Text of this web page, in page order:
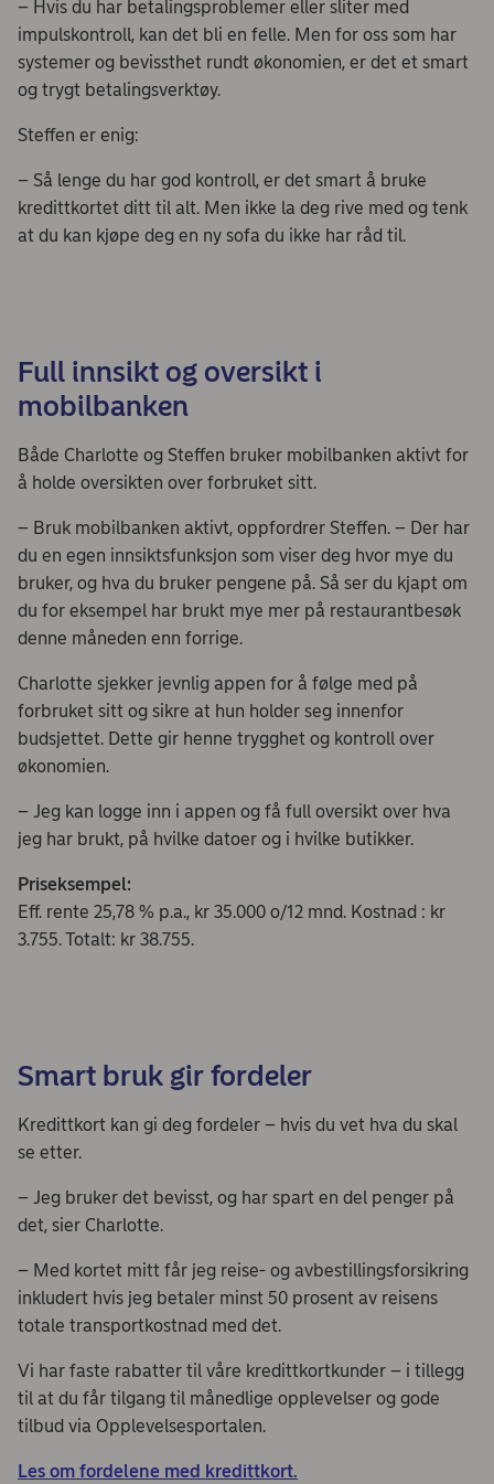
– Hvis du har betalingsproblemer eller sliter med
impulskontroll, kan det bli en felle. Men for oss som har
systemer og bevissthet rundt økonomien, er det et smart
og trygt betalingsverktøy.
Steffen er enig:
– Så lenge du har god kontroll, er det smart å bruke
kredittkortet ditt til alt. Men ikke la deg rive med og tenk
at du kan kjøpe deg en ny sofa du ikke har råd til.
Full innsikt og oversikt i
mobilbanken
Både Charlotte og Steffen bruker mobilbanken aktivt for
å holde oversikten over forbruket sitt.
– Bruk mobilbanken aktivt, oppfordrer Steffen. – Der har
du en egen innsiktsfunksjon som viser deg hvor mye du
bruker, og hva du bruker pengene på. Så ser du kjapt om
du for eksempel har brukt mye mer på restaurantbesøk
denne måneden enn forrige.
Charlotte sjekker jevnlig appen for å følge med på
forbruket sitt og sikre at hun holder seg innenfor
budsjettet. Dette gir henne trygghet og kontroll over
økonomien.
– Jeg kan logge inn i appen og få full oversikt over hva
jeg har brukt, på hvilke datoer og i hvilke butikker.
Priseksempel:
Eff. rente 25,78 % p.a., kr 35.000 o/12 mnd. Kostnad : kr
3.755. Totalt: kr 38.755.
Smart bruk gir fordeler
Kredittkort kan gi deg fordeler – hvis du vet hva du skal
se etter.
– Jeg bruker det bevisst, og har spart en del penger på
det, sier Charlotte.
– Med kortet mitt får jeg reise- og avbestillingsforsikring
inkludert hvis jeg betaler minst 50 prosent av reisens
totale transportkostnad med det.
Vi har faste rabatter til våre kredittkortkunder – i tillegg
til at du får tilgang til månedlige opplevelser og gode
tilbud via Opplevelsesportalen.
Les om fordelene med kredittkort.